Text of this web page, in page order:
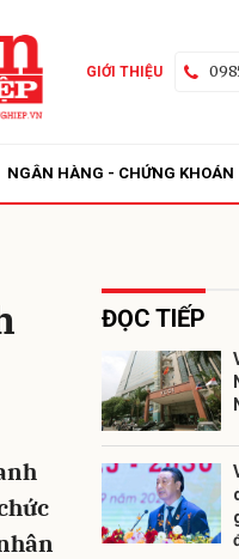
GIỚI THIỆU
NGÂN HÀNG - CHỨNG KHOÁN
ĐỌC TIẾP
Gửi